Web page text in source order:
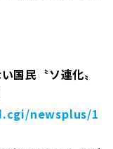
国民〝ソ連化〟
newsplus/1